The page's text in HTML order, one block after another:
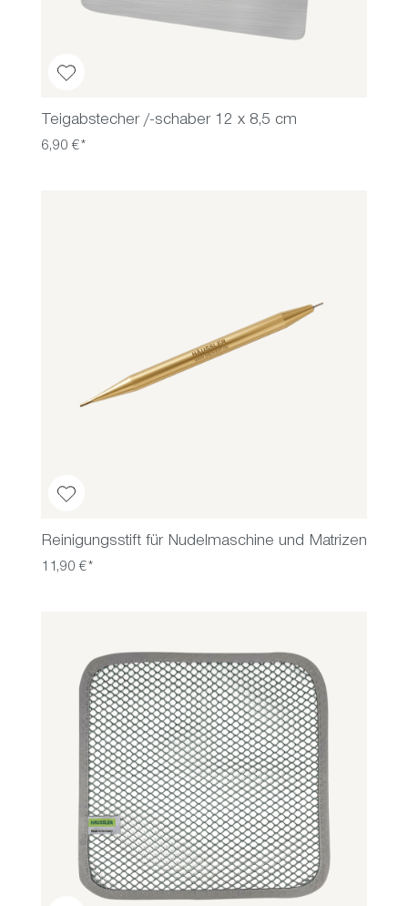
Teigabstecher /-schaber 12 x 8,5 cm
6,90 €*
Reinigungsstift für Nudelmaschine und Matrizen
11,90 €*